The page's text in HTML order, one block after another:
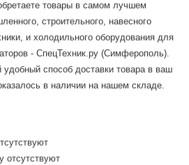
товары в самом лучшем
строительного, навесного
и холодильного оборудования для
- СпецТехник.ру (Симферополь).
способ доставки товара в ваш
в наличии на нашем складе.
отсутствуют